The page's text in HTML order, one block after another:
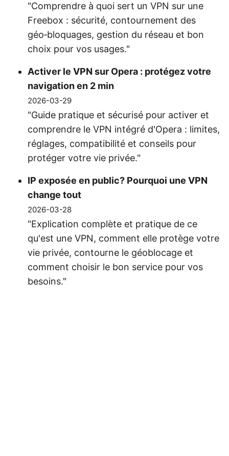
"Comprendre à quoi sert un VPN sur une
Freebox : sécurité, contournement des
géo‑bloquages, gestion du réseau et bon
choix pour vos usages."
Activer le VPN sur Opera : protégez votre
navigation en 2 min
2026-03-29
"Guide pratique et sécurisé pour activer et
comprendre le VPN intégré d'Opera : limites,
réglages, compatibilité et conseils pour
protéger votre vie privée."
IP exposée en public? Pourquoi une VPN
change tout
2026-03-28
"Explication complète et pratique de ce
qu'est une VPN, comment elle protège votre
vie privée, contourne le géoblocage et
comment choisir le bon service pour vos
besoins."